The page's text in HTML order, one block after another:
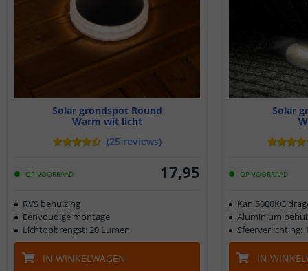
Solar grondspot Round
Warm wit licht
(25 reviews)
OP VOORRAAD 17,95
RVS behuizing
Eenvoudige montage
Lichtopbrengst: 20 Lumen
IN WINKELWAGEN
Solar
OP VOORRAAD
Kan 5000KG
Aluminium
Sfeerverlichting:
IN